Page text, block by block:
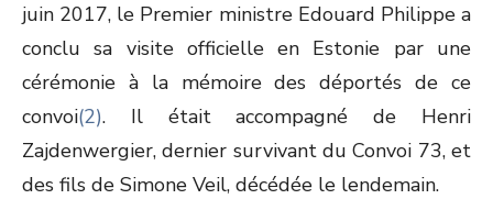
juin 2017, le Premier ministre Edouard Philippe a
conclu sa visite officielle en Estonie par une
cérémonie à la mémoire des déportés de ce
convoi(2). Il était accompagné de Henri
Zajdenwergier, dernier survivant du Convoi 73, et
des fils de Simone Veil, décédée le lendemain.